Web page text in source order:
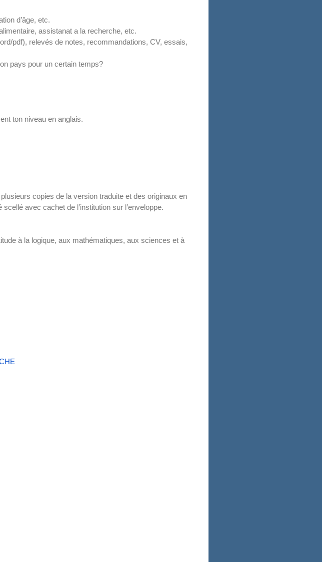
d’âge, etc.
assistanat a la recherche, etc.
pdf), relevés de notes, recommandations, CV, essais,
pays pour un certain temps?
ton niveau en anglais.
copies de la version traduite et des originaux en
avec cachet de l’institution sur l’enveloppe.
à la logique, aux mathématiques, aux sciences et à